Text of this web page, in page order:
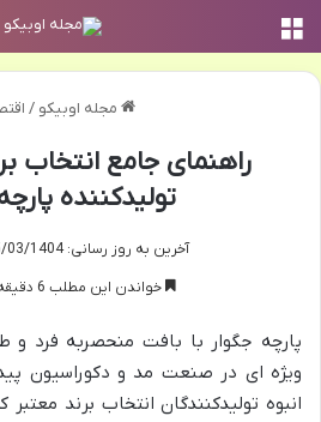
مجله اوبیکو /
راهنمای جامع انتخاب
تولیدکننده
آخرین به روز رسانی: 25/03/1404
خواندن این مطلب 6 دقیقه زمان میبرد
پارچه جگوار با بافت منحصربه فرد و
ویژه ای در صنعت مد و دکوراسیون
انبوه تولیدکنندگان انتخاب برند